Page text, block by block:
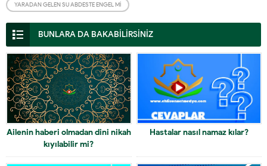
YARADAN GELEN SU ABDESTE ENGEL MI
BUNLARA DA BAKABİLİRSİNİZ
Ailenin haberi olmadan dini nikah
kıyılabilir mi?
Hastalar nasıl namaz kılar?